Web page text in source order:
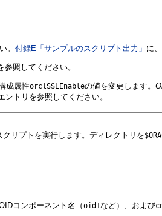
。 付録E「サンプルのスクリプト出力」 に
参照してください。
成属性orclSSLEnableの値を変更します。
ントリを参照してください。
リプトを実行します。ディレクトリを
コンポーネント名（oid1など）、および